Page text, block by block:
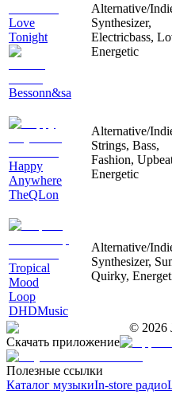
Love
Tonight
Bessonn&sa
Alternative/
Synthesizer,
Electricbass,
Energetic
Happy
Anywhere
TheQLon
Alternative/
Strings, Bass,
Fashion,
Energetic
Tropical
Mood
Loop
DHDMusic
Alternative/
Synthesizer,
Quirky,
© 2026
Скачать приложение
Полезные ссылки
Каталог музыкиIn-store радио